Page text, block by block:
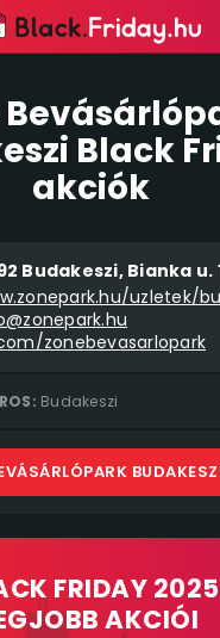
Black
akciók
Budakeszi, Bianka u.
zonebevasarlopark
Budakeszi
FRIDAY 2025
AKCIÓI